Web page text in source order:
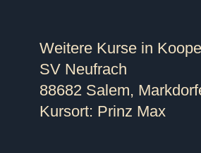
Weitere Kurse in
SV Neufrach
88682 Salem,
Kursort: Prinz Max